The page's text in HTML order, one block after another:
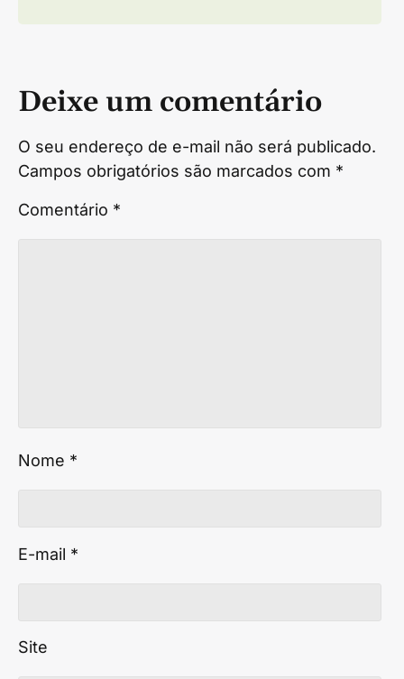
Deixe um comentário
O seu endereço de e-mail não será publicado.
Campos obrigatórios são marcados com *
Comentário *
Nome *
E-mail *
Site